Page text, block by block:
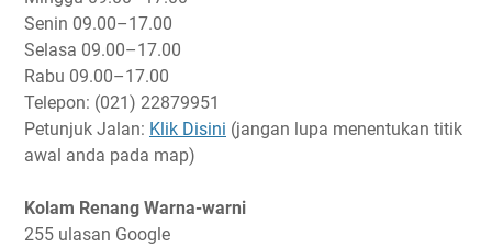
Senin 09.00–17.00
Selasa 09.00–17.00
Rabu 09.00–17.00
Telepon: (021) 22879951
Petunjuk Jalan: Klik Disini (jangan lupa menentukan titik
awal anda pada map)
Kolam Renang Warna-warni
255 ulasan Google